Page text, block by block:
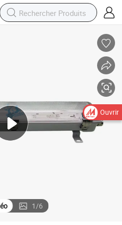
1/6
Ouvrir